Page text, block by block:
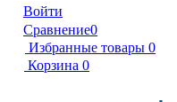
Войти
Сравнение0
Избранные товары 0
Корзина 0